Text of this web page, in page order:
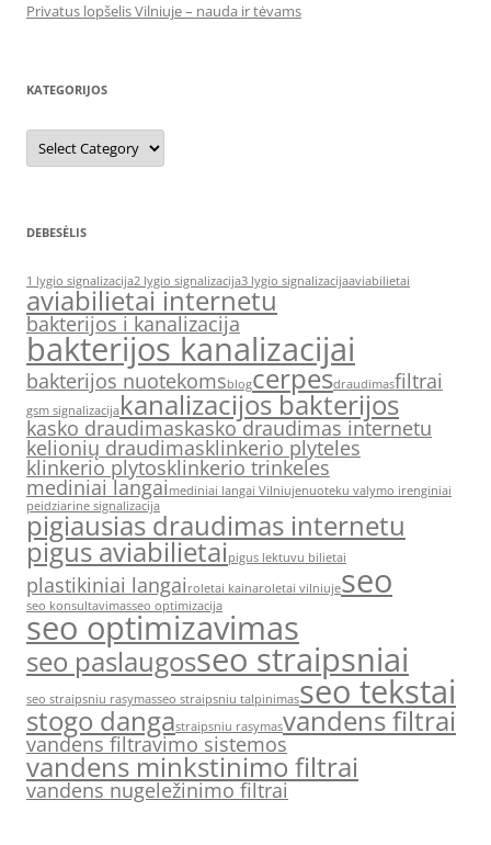
Privatus lopšelis Vilniuje – nauda ir tėvams
KATEGORIJOS
Kategorijos
DEBESĖLIS
1 lygio signalizacija2 lygio signalizacija3 lygio signalizacijaaviabilietai
aviabilietai internetu
bakterijos i kanalizacija
bakterijos kanalizacijai
bakterijos nuotekomsblogcerpesdraudimasfiltrai
gsm signalizacijakanalizacijos bakterijos
kasko draudimaskasko draudimas internetu
kelionių draudimasklinkerio plyteles
klinkerio plytosklinkerio trinkeles
mediniai langai mediniai langai Vilniujenuoteku valymo irenginiai
peidziarine signalizacija
pigiausias draudimas internetu
pigus aviabilietaipigus lektuvu bilietai
plastikiniai langai roletai kainaroletai vilniujeseo
seo konsultavimasseo optimizacija
seo optimizavimas
seo paslaugosseo straipsniai
seo straipsniu rasymasseo straipsniu talpinimasseo tekstai
stogo dangastraipsniu rasymasvandens filtrai
vandens filtravimo sistemos
vandens minkstinimo filtrai
vandens nugeležinimo filtrai